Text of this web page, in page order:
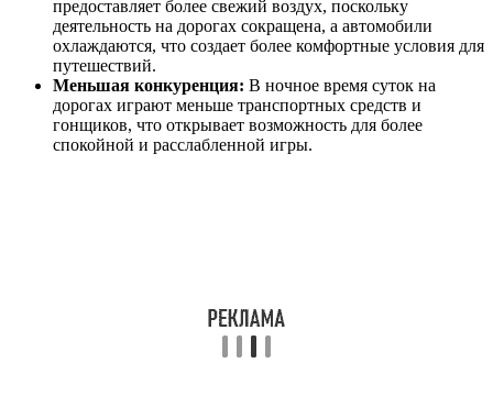
предоставляет более свежий воздух, поскольку
деятельность на дорогах сокращена, а автомобили
охлаждаются, что создает более комфортные условия для
путешествий.
Меньшая конкуренция: В ночное время суток на
дорогах играют меньше транспортных средств и
гонщиков, что открывает возможность для более
спокойной и расслабленной игры.